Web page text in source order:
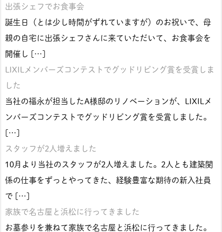
出張シェフでお食事会
誕生日（とは少し時間がずれていますが）のお祝いで、母
親の自宅に出張シェフさんに来ていただいて、お食事会を
開催し […]
LIXILメンバーズコンテストでグッドリビング賞を受賞しま
した
当社の福永が担当したA様邸のリノベーションが、LIXILメ
ンバーズコンテストでグッドリビング賞を受賞しました。
[…]
スタッフが2人増えました
10月より当社のスタッフが2人増えました。2人とも建築関
係の仕事をずっとやってきた、経験豊富な期待の新入社員
で […]
家族で名古屋と浜松に行ってきました
お墓参りを兼ねて家族で名古屋と浜松に行ってきました。